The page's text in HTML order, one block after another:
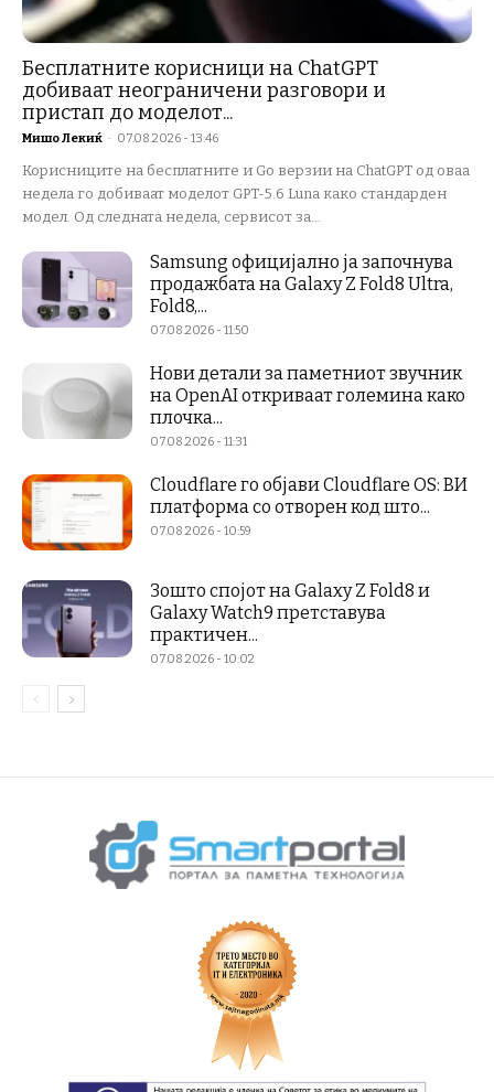
Бесплатните корисници на ChatGPT
добиваат неограничени разговори и
пристап до моделот...
Мишо Лекиќ - 07.08.2026 - 13:46
Корисниците на бесплатните и Go верзии на ChatGPT од оваа
недела го добиваат моделот GPT-5.6 Luna како стандарден
модел. Од следната недела, сервисот за...
Samsung официјално ја започнува
продажбата на Galaxy Z Fold8 Ultra,
Fold8,...
07.08.2026 - 11:50
Нови детали за паметниот звучник
на OpenAI откриваат големина како
плочка...
07.08.2026 - 11:31
Cloudflare го објави Cloudflare OS: ВИ
платформа со отворен код што...
07.08.2026 - 10:59
Зошто спојот на Galaxy Z Fold8 и
Galaxy Watch9 претставува
практичен...
07.08.2026 - 10:02